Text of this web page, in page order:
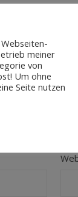
meiner
von
Um ohne
Seite nutzen